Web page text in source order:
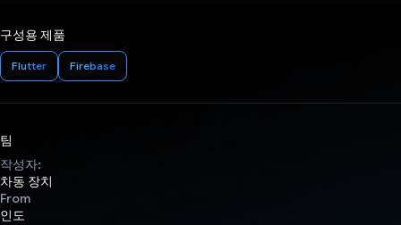
구성용 제품
Flutter Firebase
팀
작성자:
차동 장치
From
인도